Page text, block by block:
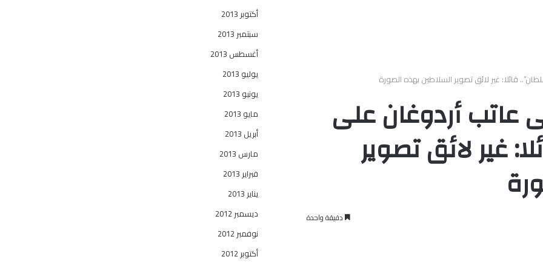
قائلا: غير لائق تصوير السلاطين بهذه الصورة
عاتب أردوغان على
غير لائق تصوير
دقيقة واحدة
أكتوبر 2013
سبتمبر 2013
أغسطس 2013
يوليو 2013
يونيو 2013
مايو 2013
أبريل 2013
مارس 2013
فبراير 2013
يناير 2013
ديسمبر 2012
نوفمبر 2012
أكتوبر 2012